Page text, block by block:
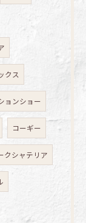
クス
ョンショー
コーギー
クシャテリア